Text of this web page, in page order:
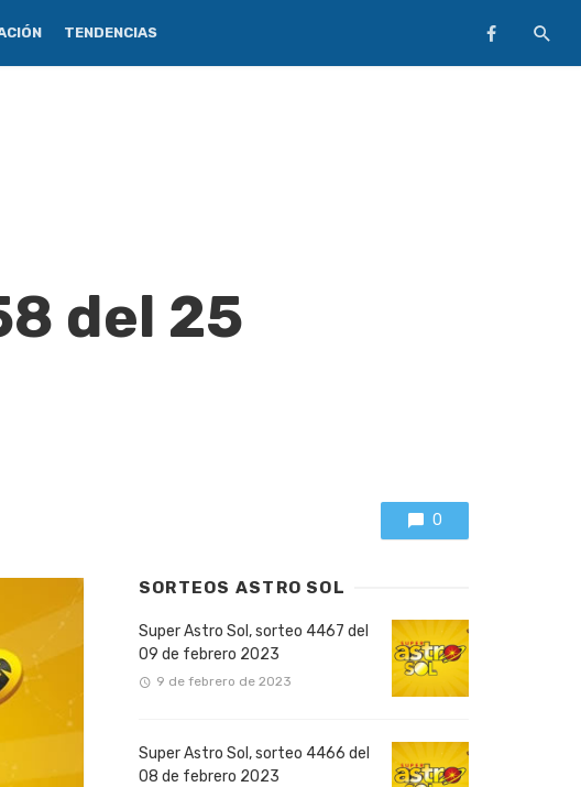
TENDENCIAS
del 25
0
SORTEOS ASTRO SOL
Super Astro Sol, sorteo 4467 del
09 de febrero 2023
9 de febrero de 2023
Super Astro Sol, sorteo 4466 del
08 de febrero 2023